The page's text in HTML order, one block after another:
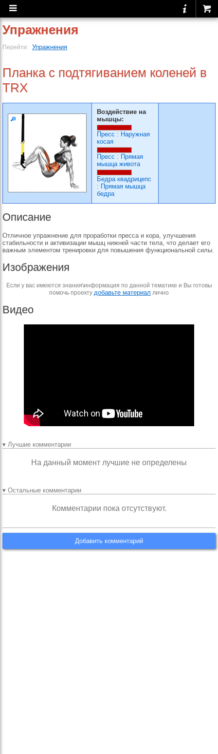
Упражнения
Перейти: Упражнения
Планка с подтягиванием коленей в
TRX
Воздействие на
мышцы:
Пресс : Наружная
косая
Пресс : Прямая
мышца живота
Бедра квадрицепс
: Прямая мышца
бедра
Описание
Отличное упражнение для проработки пресса и кора, улучшения
стабильности и активизации мышц нижней части тела, что делает его
важным элементом тренировки для повышения функциональной силы.
Изображения
Если у вас имеются знания\информация по данной тематике и Вы готовы
помочь проекту добавьте материал лично
Видео
▾ Лучшие комментарии
На данный момент лучшие не определены
▾ Остальные комментарии
Комментарии пока отсутствуют.
Добавить комментарий